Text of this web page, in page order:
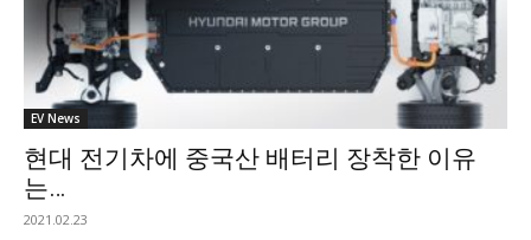
EV News
현대 전기차에 중국산 배터리 장착한 이유
는…
2021.02.23